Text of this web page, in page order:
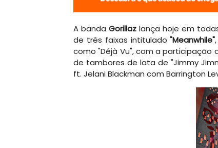
A banda Gorillaz lança hoje em
de três faixas intitulado"Meanwhile"
como "Déjà Vu", com a participação
de tambores de lata de "Jimmy
ft. Jelani Blackman com Barrington